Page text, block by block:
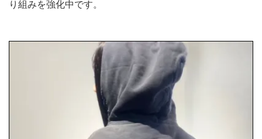
り組みを強化中です。